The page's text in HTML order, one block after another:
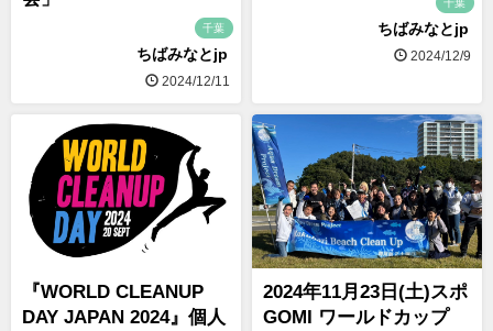
千葉
ちばみなとjp
2024/12/11
千葉
ちばみなとjp
2024/12/9
『WORLD CLEANUP
DAY JAPAN 2024』個人
2024年11月23日(土)スポ
GOMI ワールドカップ